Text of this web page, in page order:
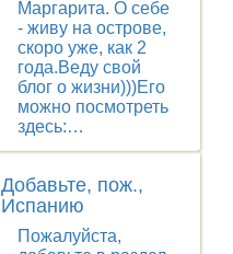
Маргарита. О себе
- живу на острове,
скоро уже, как 2
года.Веду свой
блог о жизни)))Его
можно посмотреть
здесь:…
Добавьте, пож.,
Испанию
Пожалуйста,